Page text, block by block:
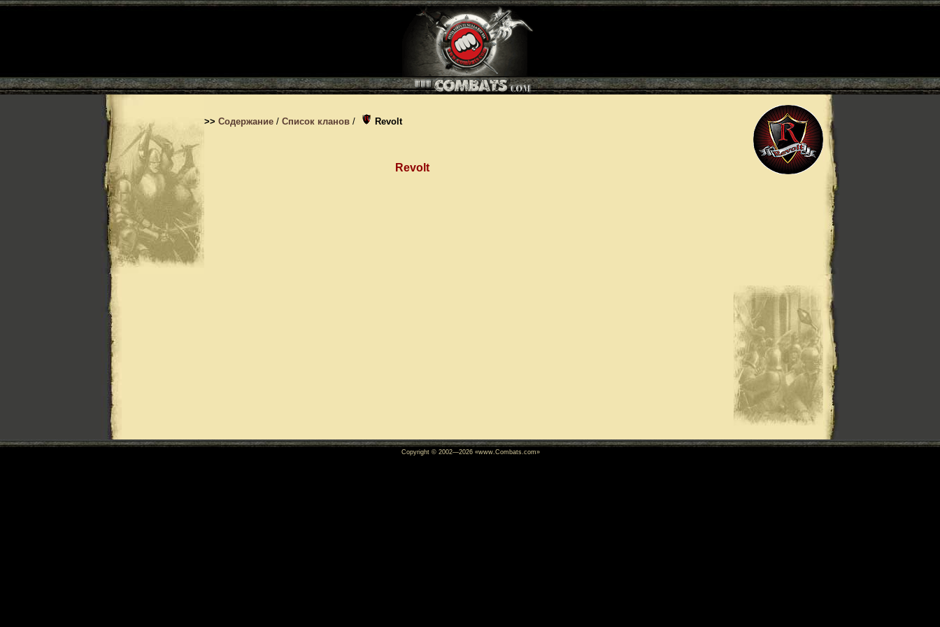
>> Содержание/ Список кланов/ Revolt
Revolt
Copyright © 2002—2026«www.Combats.com»